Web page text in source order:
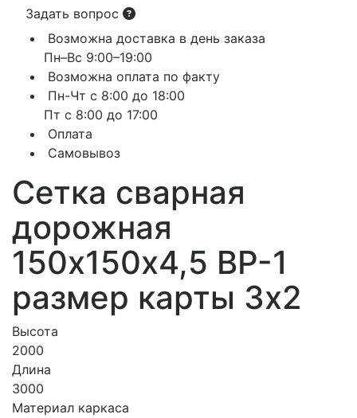
Задать вопрос
Возможна доставка в день заказа
Пн–Вс 9:00–19:00
Возможна оплата по факту
Пн-Чт с 8:00 до 18:00
Пт с 8:00 до 17:00
Оплата
Самовывоз
Сетка сварная
дорожная
150х150х4,5 ВР-1
размер карты 3х2
Высота
2000
Длина
3000
Материал каркаса